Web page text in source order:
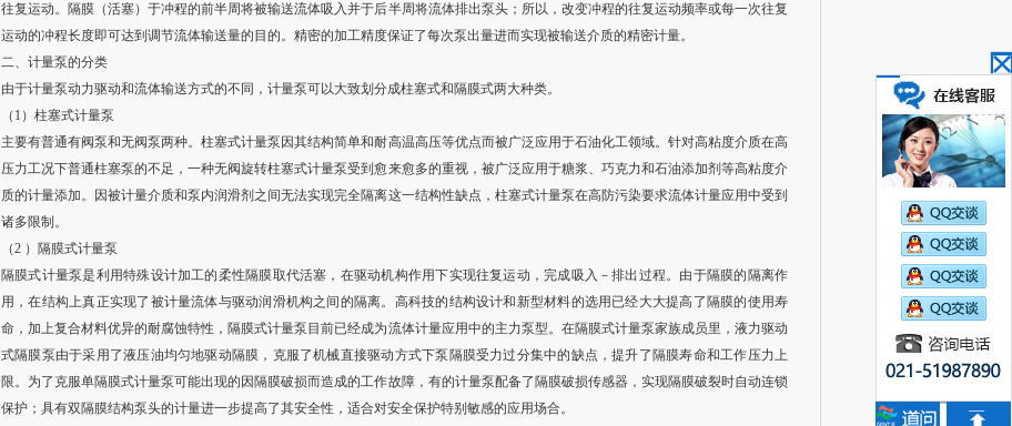
往复运动。隔膜（活塞）于冲程的前半周将被输送流体吸入并于后半周将流体排出泵头；所以，改变冲程的往复运动频率或每一次往复
运动的冲程长度即可达到调节流体输送量的目的。精密的加工精度保证了每次泵出量进而实现被输送介质的精密计量。
二、计量泵的分类
由于计量泵动力驱动和流体输送方式的不同，计量泵可以大致划分成柱塞式和隔膜式两大种类。
（1）柱塞式计量泵
主要有普通有阀泵和无阀泵两种。柱塞式计量泵因其结构简单和耐高温高压等优点而被广泛应用于石油化工领域。针对高粘度介质在高
压力工况下普通柱塞泵的不足，一种无阀旋转柱塞式计量泵受到愈来愈多的重视，被广泛应用于糖浆、巧克力和石油添加剂等高粘度介
质的计量添加。因被计量介质和泵内润滑剂之间无法实现完全隔离这一结构性缺点，柱塞式计量泵在高防污染要求流体计量应用中受到
诸多限制。
（2 ）隔膜式计量泵
隔膜式计量泵是利用特殊设计加工的柔性隔膜取代活塞，在驱动机构作用下实现往复运动，完成吸入－排出过程。由于隔膜的隔离作
用，在结构上真正实现了被计量流体与驱动润滑机构之间的隔离。高科技的结构设计和新型材料的选用已经大大提高了隔膜的使用寿
命，加上复合材料优异的耐腐蚀特性，隔膜式计量泵目前已经成为流体计量应用中的主力泵型。在隔膜式计量泵家族成员里，液力驱动
式隔膜泵由于采用了液压油均匀地驱动隔膜，克服了机械直接驱动方式下泵隔膜受力过分集中的缺点，提升了隔膜寿命和工作压力上
限。为了克服单隔膜式计量泵可能出现的因隔膜破损而造成的工作故障，有的计量泵配备了隔膜破损传感器，实现隔膜破裂时自动连锁
保护；具有双隔膜结构泵头的计量进一步提高了其安全性，适合对安全保护特别敏感的应用场合。